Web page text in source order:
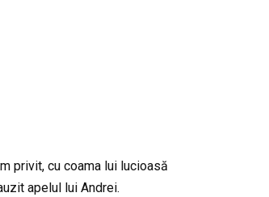
privit, cu coama lui lucioasă
apelul lui Andrei.